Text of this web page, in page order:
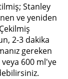
Stanley
ve yeniden
2-3 dakika
gereken
600 ml'ye